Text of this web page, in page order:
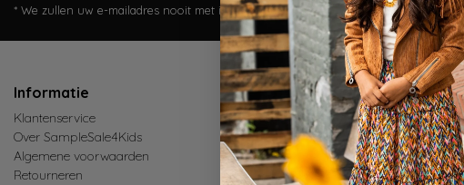
* We zullen uw e-mailadres nooit met iemand anders delen.
Informatie
Klantenservice
Over SampleSale4Kids
Algemene voorwaarden
Retourneren
Mijn account
Inloggen
Mijn bestellingen
Mijn verlanglijst
Vergelijk producten